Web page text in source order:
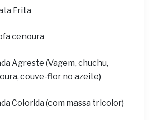
Frita
cenoura
Agreste (Vagem, chuchu,
couve-flor no azeite)
Colorida (com massa tricolor)